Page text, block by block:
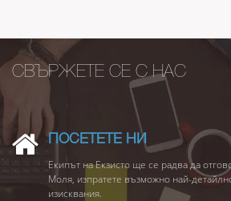
СВЪРЖЕТЕ СЕ С НАС
ПОСЕТЕТЕ НИ
Екипът на Екзисто ще се радва да
Моля, изпратете възможно най-
изисквания.